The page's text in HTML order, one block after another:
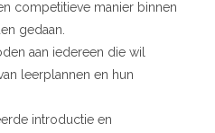
competitieve manier binnen
gedaan.
aan iedereen die wil
leerplannen en hun
introductie en